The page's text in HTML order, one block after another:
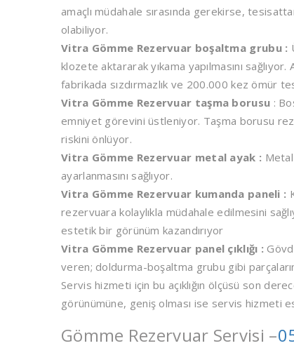
amaçlı müdahale sırasında gerekirse,
olabiliyor.
Vitra Gömme Rezervuar boşaltma grubu :
klozete aktararak yıkama yapılmasını
fabrikada sızdırmazlık ve 200.000 kez ömür
Vitra Gömme Rezervuar taşma borusu :
emniyet görevini üstleniyor. Taşma borusu
riskini önlüyor.
Vitra Gömme Rezervuar metal ayak :
ayarlanmasını sağlıyor.
Vitra Gömme Rezervuar kumanda paneli :
rezervuara kolaylıkla müdahale edilmesini
estetik bir görünüm kazandırıyor
Vitra Gömme Rezervuar panel çıklığı :
veren; doldurma-boşaltma grubu gibi parçaların
Servis hizmeti için bu açıklığın ölçüsü son
görünümüne, geniş olması ise servis hizmeti
Gömme Rezervuar Servisi –